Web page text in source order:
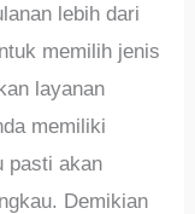
lebih dari
memilih jenis
layanan
memiliki
pasti akan
Demikian